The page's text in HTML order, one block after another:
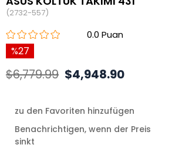
(2732-557)
0.0
27
$6,779.99 $4,948.90
zu den Favoriten hinzufügen
Benachrichtigen, wenn der Preis
sinkt